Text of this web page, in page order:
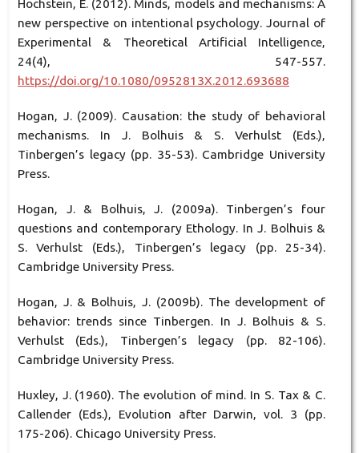
Hochstein, E. (2012). Minds, models and mechanisms: A
new perspective on intentional psychology. Journal of
Experimental & Theoretical Artificial Intelligence,
24(4), 547-557.
https://doi.org/10.1080/0952813X.2012.693688
Hogan, J. (2009). Causation: the study of behavioral
mechanisms. In J. Bolhuis & S. Verhulst (Eds.),
Tinbergen’s legacy (pp. 35-53). Cambridge University
Press.
Hogan, J. & Bolhuis, J. (2009a). Tinbergen’s four
questions and contemporary Ethology. In J. Bolhuis &
S. Verhulst (Eds.), Tinbergen’s legacy (pp. 25-34).
Cambridge University Press.
Hogan, J. & Bolhuis, J. (2009b). The development of
behavior: trends since Tinbergen. In J. Bolhuis & S.
Verhulst (Eds.), Tinbergen’s legacy (pp. 82-106).
Cambridge University Press.
Huxley, J. (1960). The evolution of mind. In S. Tax & C.
Callender (Eds.), Evolution after Darwin, vol. 3 (pp.
175-206). Chicago University Press.